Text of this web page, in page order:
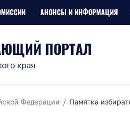
АНОНСЫ И ИНФОРМАЦИЯ
ПОРТАЛ
края
Федерации Памятка